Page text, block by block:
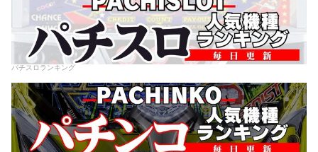
パチスロランキング